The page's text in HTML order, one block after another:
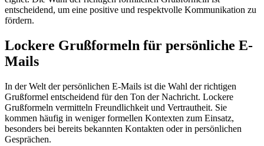
entscheidend, um eine positive und respektvolle Kommunikation zu
fördern.
Lockere Grußformeln für persönliche E-
Mails
In der Welt der persönlichen E-Mails ist die Wahl der richtigen
Grußformel entscheidend für den Ton der Nachricht. Lockere
Grußformeln vermitteln Freundlichkeit und Vertrautheit. Sie
kommen häufig in weniger formellen Kontexten zum Einsatz,
besonders bei bereits bekannten Kontakten oder in persönlichen
Gesprächen.